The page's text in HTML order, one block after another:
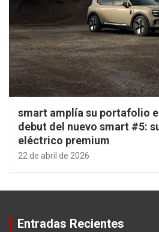
smart amplía su portafolio
debut del nuevo smart #5:
eléctrico premium
22 de abril de 2026
Entradas Recientes